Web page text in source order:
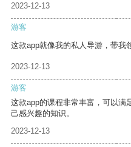
2023-12-13
游客
这款app就像我的私人导游，带我
2023-12-13
游客
这款app的课程非常丰富，可以满
己感兴趣的知识。
2023-12-13